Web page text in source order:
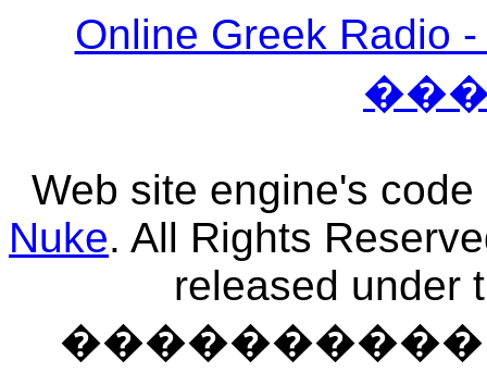
Online Greek
Web site engine's
Nuke. All Rights
released under
����������